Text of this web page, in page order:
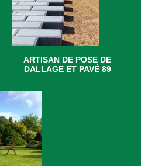
ARTISAN DE POSE DE
DALLAGE ET PAVÉ 89